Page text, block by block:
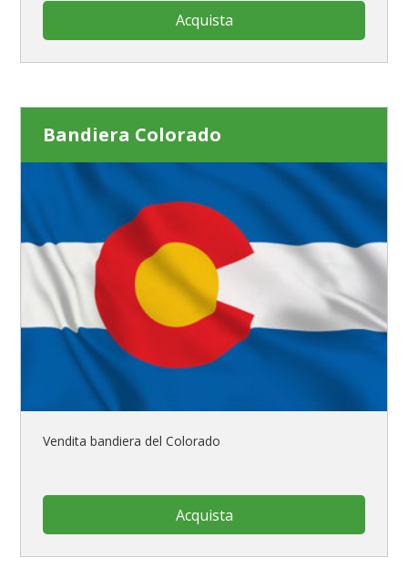
Acquista
Bandiera Colorado
Vendita bandiera del Colorado
Acquista